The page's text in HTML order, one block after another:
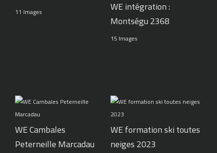
11 Images
WE intégration :
Montségu 2368
15 Images
WE Cambales
Peterneille Marcadau
WE formation ski toutes
neiges 2023